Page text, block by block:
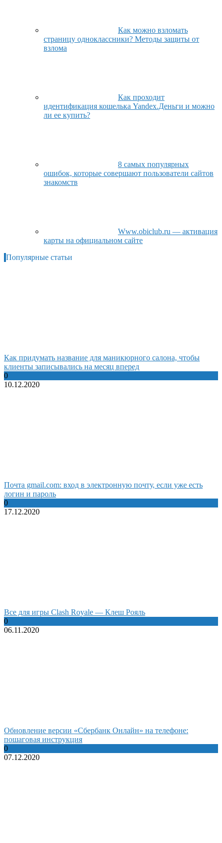
Как можно взломать
страницу одноклассники? Методы защиты от
взлома
Как проходит
идентификация кошелька Yandex.Деньги и можно
ли ее купить?
8 самых популярных
ошибок, которые совершают пользователи сайтов
знакомств
Www.obiclub.ru — активация
карты на официальном сайте
Популярные статьи
Как придумать название для маникюрного салона, чтобы
клиенты записывались на месяц вперед
0
10.12.2020
Почта gmail.com: вход в электронную почту, если уже есть
логин и пароль
0
17.12.2020
Все для игры Clash Royale — Клеш Рояль
0
06.11.2020
Обновление версии «Сбербанк Онлайн» на телефоне:
пошаговая инструкция
0
07.12.2020